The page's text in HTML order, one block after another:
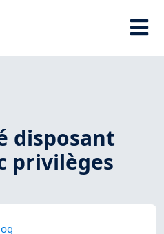
disposant
privilèges